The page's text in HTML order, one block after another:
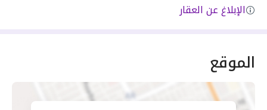
الإبلاغ عن العقار
الموقع